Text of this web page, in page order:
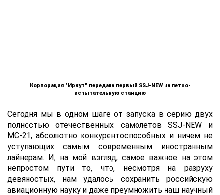
Корпорация "Иркут" передала первый SSJ-NEW на летно-
испытательную станцию
Сегодня мы в одном шаге от запуска в серию двух
полностью отечественных самолетов SSJ-NEW и
МС-21, абсолютно конкурентоспособных и ничем не
уступающих самым современным иностранным
лайнерам. И, на мой взгляд, самое важное на этом
непростом пути то, что, несмотря на разруху
девяностых, нам удалось сохранить российскую
авиационную науку и даже преумножить наш научный